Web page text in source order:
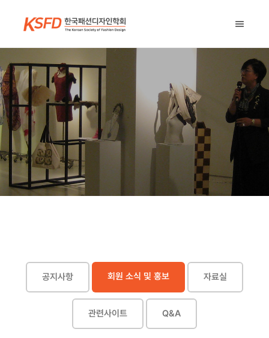
공지사항 회원 소식 및 홍보 자료실
관련사이트 Q&A